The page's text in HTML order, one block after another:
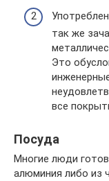
так же
Это
все
Посуда
Многие люди
алюминия либо из